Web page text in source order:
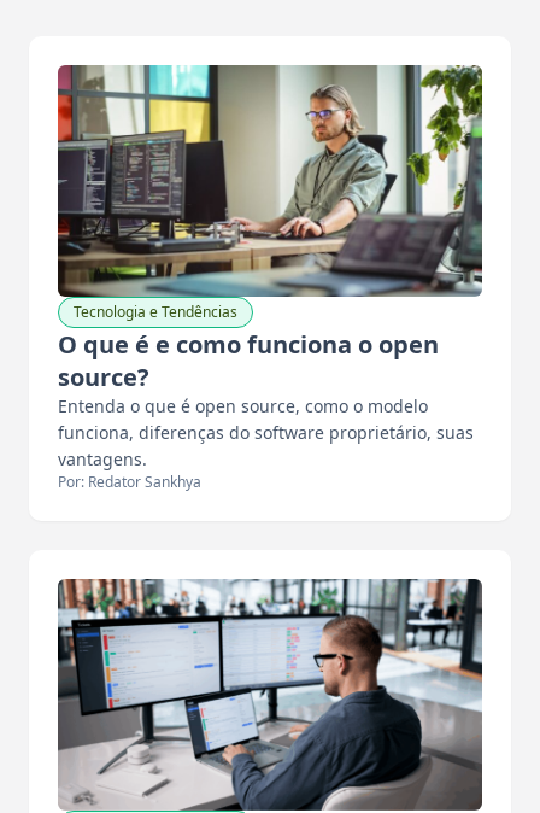
Tecnologia e Tendências
O que é e como funciona o open
source?
Entenda o que é open source, como o modelo
funciona, diferenças do software proprietário, suas
vantagens.
Por: Redator Sankhya